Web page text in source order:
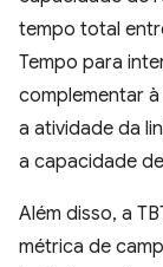
tempo total
Tempo para
complementar
a atividade da
a capacidade
Além disso, a
métrica de